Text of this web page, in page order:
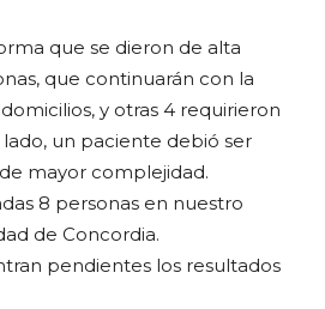
que se dieron de alta
que continuarán con la
y otras 4 requirieron
un paciente debió ser
mayor complejidad.
8 personas en nuestro
de Concordia.
pendientes los resultados